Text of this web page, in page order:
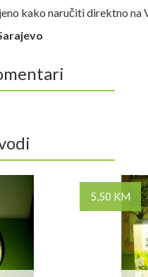
kako naručiti direktno na
5,50 KM